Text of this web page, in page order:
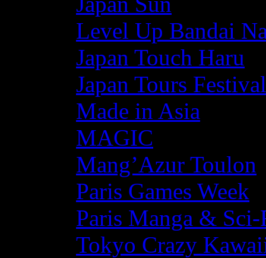
Level Up Bandai
Japan Touch Haru
Japan Tours Festival
Made in Asia
MAGIC
Mang’Azur Toulon
Paris Games Week
Paris Manga &
Tokyo Crazy